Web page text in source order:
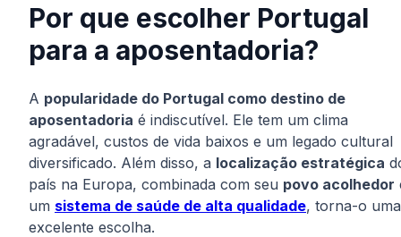
Por que escolher Portugal
para a aposentadoria?
A popularidade do Portugal como destino de
aposentadoria é indiscutível. Ele tem um clima
agradável, custos de vida baixos e um legado cultural
diversificado. Além disso, a localização estratégica
país na Europa, combinada com seu povo acolhedor
um sistema de saúde de alta qualidade, torna-o uma
excelente escolha.